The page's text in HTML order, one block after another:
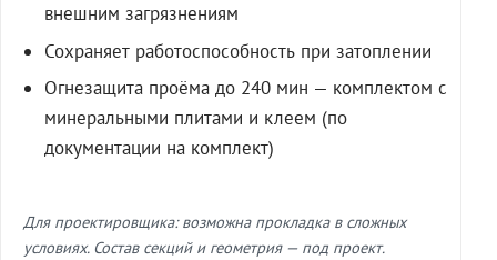
внешним загрязнениям
Сохраняет работоспособность при затоплении
Огнезащита проёма до 240 мин — комплектом с
минеральными плитами и клеем (по
документации на комплект)
Для проектировщика: возможна прокладка в сложных
условиях. Состав секций и геометрия — под проект.